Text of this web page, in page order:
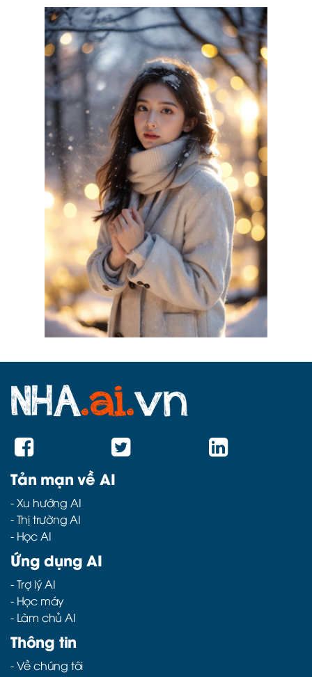
Tản mạn về AI
-Xu hướng AI
-Thị trường AI
- Học AI
Ứng dụng AI
-Trợ lý AI
- Học máy
- Làm chủ AI
Thông tin
- Về chúng tôi